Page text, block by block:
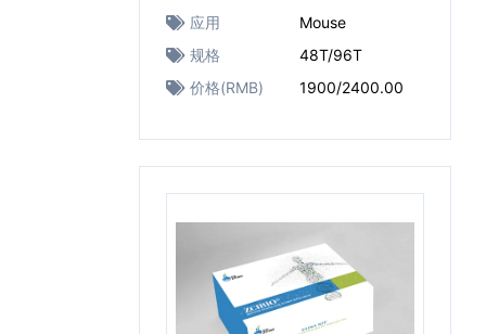
应用
Mouse
规格
48T/96T
价格(RMB)
1900/2400.00